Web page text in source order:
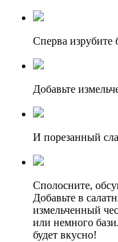
Сперва изрубите
Добавьте
И порезанный
Сполосните,
Добавьте в
измельченный
или немного
будет вкусно!